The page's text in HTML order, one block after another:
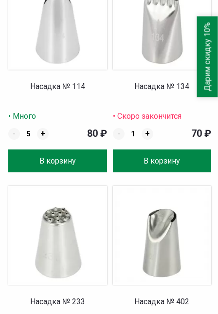
Насадка № 114
• Много
-
+
В корзину
80 ₽
Насадка № 134
• Скоро закончится
-
+
В корзину
70 ₽
Насадка № 233 Насадка № 402
Дарим скидку 10%